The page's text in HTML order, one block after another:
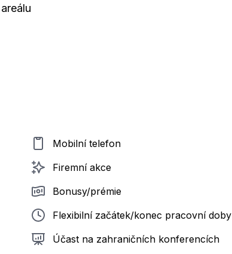
Mobilní telefon
Firemní akce
Bonusy/prémie
Flexibilní začátek/konec pracovní doby
Účast na zahraničních konferencích